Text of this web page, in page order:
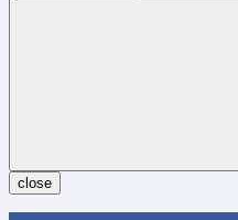
close